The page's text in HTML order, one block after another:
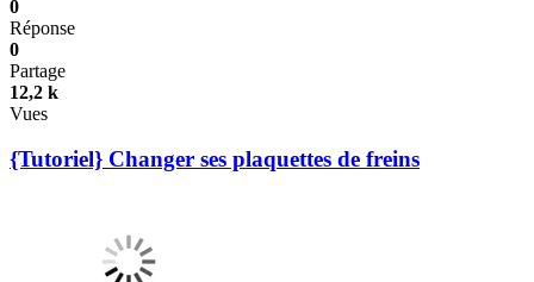
0
Réponse
0
Partage
12,2 k
Vues
{Tutoriel} Changer ses plaquettes de freins